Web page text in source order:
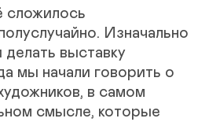
сложилось
Изначально
выставку
мы начали говорить о
в самом
смысле, которые